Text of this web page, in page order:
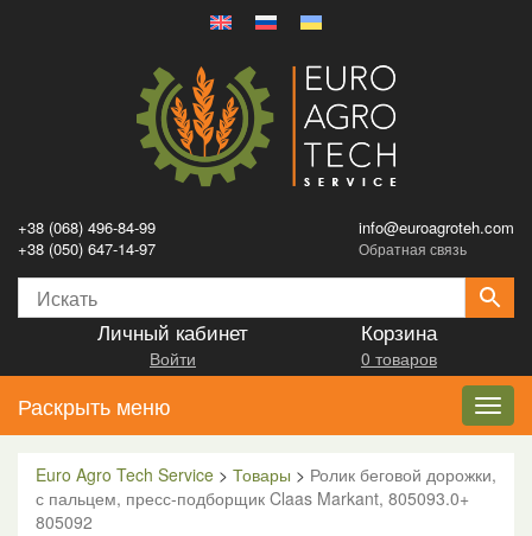
+38 (068) 496-84-99
+38 (050) 647-14-97
info@euroagroteh.com
Обратная связь
Личный кабинет
Войти
Корзина
0 товаров
Раскрыть меню
Euro Agro Tech Service > Товары > Ролик беговой дорожки,
с пальцем, пресс-подборщик Claas Markant, 805093.0+
805092